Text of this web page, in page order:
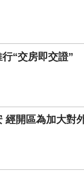
“交房即交證”
經開區為加大對